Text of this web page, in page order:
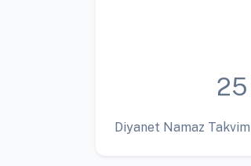
25
Diyanet Namaz